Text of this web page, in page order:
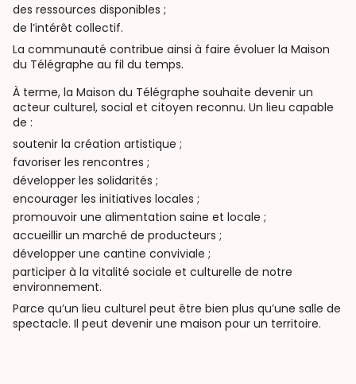
des ressources disponibles ;
de l’intérêt collectif.
La communauté contribue ainsi à faire évoluer la Maison
du Télégraphe au fil du temps.
À terme, la Maison du Télégraphe souhaite devenir un
acteur culturel, social et citoyen reconnu. Un lieu capable
de :
soutenir la création artistique ;
favoriser les rencontres ;
développer les solidarités ;
encourager les initiatives locales ;
promouvoir une alimentation saine et locale ;
accueillir un marché de producteurs ;
développer une cantine conviviale ;
participer à la vitalité sociale et culturelle de notre
environnement.
Parce qu’un lieu culturel peut être bien plus qu’une salle de
spectacle. Il peut devenir une maison pour un territoire.